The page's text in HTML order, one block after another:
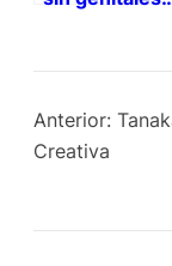
Anterior:
Creativa